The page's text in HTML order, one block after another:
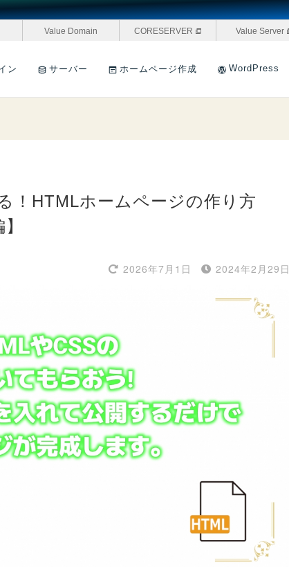
Value Domain CORESERVER Value Server
ン サーバー ホームページ作成 WordPress
！HTMLホームページの作り方
2024年2月29日
2026年7月1日